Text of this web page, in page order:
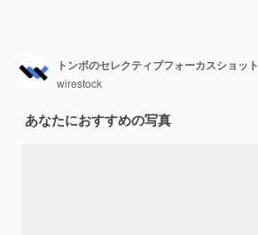
トンボのセレクティブフォーカスショット
wirestock
あなたにおすすめの写真